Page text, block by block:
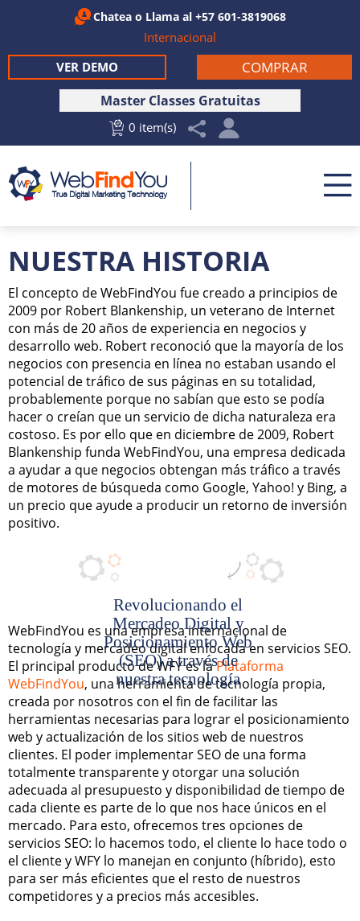
Chatea o Llama al +57 601-3819068
Internacional
Master Classes Gratuitas
0 item(s)
COMPRAR
VER DEMO
NUESTRA HISTORIA
El concepto de WebFindYou fue creado a principios de
2009 por Robert Blankenship, un veterano de Internet
con más de 20 años de experiencia en negocios y
desarrollo web. Robert reconoció que la mayoría de los
negocios con presencia en línea no estaban usando el
potencial de tráfico de sus páginas en su totalidad,
probablemente porque no sabían que esto se podía
hacer o creían que un servicio de dicha naturaleza era
costoso. Es por ello que en diciembre de 2009, Robert
Blankenship funda WebFindYou, una empresa dedicada
a ayudar a que negocios obtengan más tráfico a través
de motores de búsqueda como Google, Yahoo! y Bing, a
un precio que ayude a producir un retorno de inversión
positivo.
Revolucionando el
Mercadeo Digital y
Posicionamiento Web
(SEO)a través de
nuestra tecnología
WebFindYou es una empresa internacional de
tecnología y mercadeo digital enfocada en servicios SEO.
El principal producto de WFY es laPlataforma
WebFindYou, una herramienta de tecnología propia,
creada por nosotros con el fin de facilitar las
herramientas necesarias para lograr el posicionamiento
web y actualización de los sitios web de nuestros
clientes. El poder implementar SEO de una forma
totalmente transparente y otorgar una solución
adecuada al presupuesto y disponibilidad de tiempo de
cada cliente es parte de lo que nos hace únicos en el
mercado. Para esto, ofrecemos tres opciones de
servicios SEO: lo hacemos todo, el cliente lo hace todo o
el cliente y WFY lo manejan en conjunto (híbrido), esto
para ser más eficientes que el resto de nuestros
competidores y a precios más accesibles.